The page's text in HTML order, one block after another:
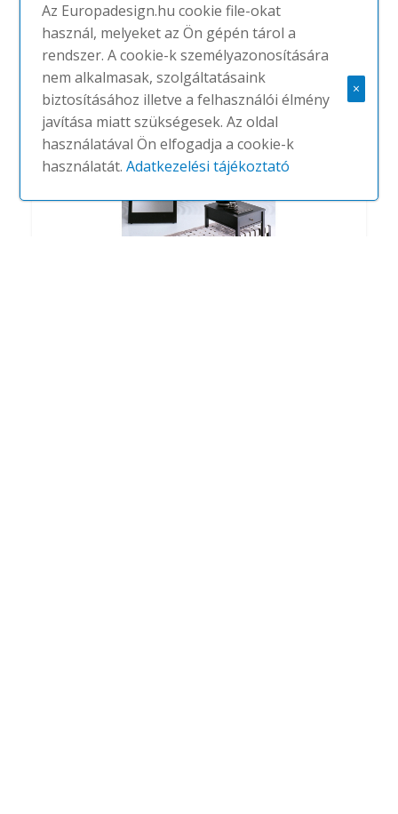
Nap
PORADA
Az Europadesign.hu cookie file-okat
használ, melyeket az Ön gépén tárol a
rendszer. A cookie-k személyazonosítására
nem alkalmasak, szolgáltatásaink
biztosításához illetve a felhasználói élmény
javítása miatt szükségesek. Az oldal
használatával Ön elfogadja a cookie-k
használatát.Adatkezelési tájékoztató
×